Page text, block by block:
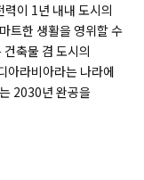
이 1년 내내 도시의
트한 생활을 영위할 수
축물 겸 도시의
아라비아라는 나라에
2030년 완공을